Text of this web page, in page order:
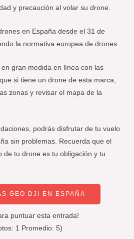
y precaución al volar su drone.
en España desde el 31 de
la normativa europea de drones.
gran medida en línea con las
si tiene un drone de esta marca,
zonas y revisar el mapa de la
podrás disfrutar de tu vuelo
sin problemas. Recuerda que el
de tu drone es tu obligación y tu
GEO DJI EN ESPAÑA
puntuar esta entrada!
1 Promedio: 5)